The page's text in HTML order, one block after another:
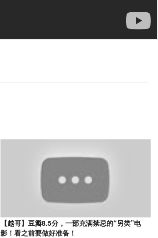
【越哥】豆瓣8.5分，一部充满禁忌的“另类”电
影！看之前要做好准备！